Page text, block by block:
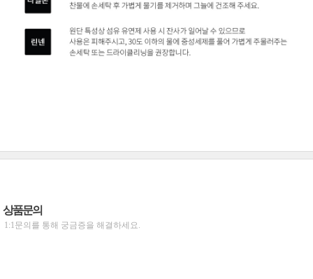
상품문의
1:1문의를 통해 궁금증을 해결하세요.